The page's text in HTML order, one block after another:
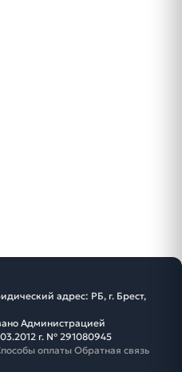
адрес: РБ, г. Брест,
Администрацией
г. № 291080945
оплатыОбратная связь